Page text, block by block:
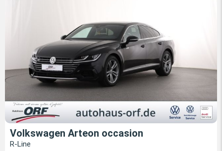
Volkswagen Arteon occasion
R-Line